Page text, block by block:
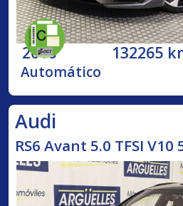
2018 132265
Automático
Audi
RS6 Avant 5.0 TFSI